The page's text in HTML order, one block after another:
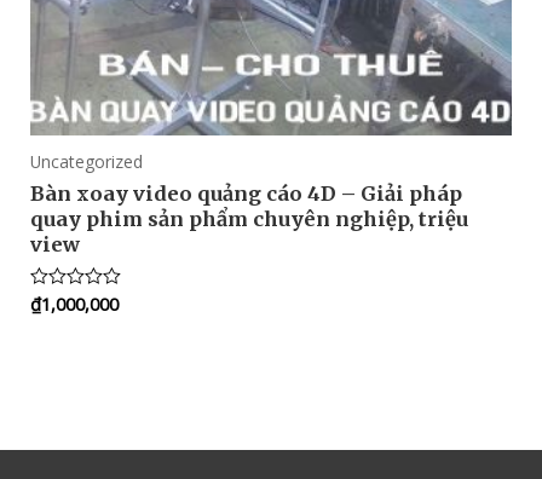
Uncategorized
Bàn xoay video quảng cáo 4D – Giải pháp
quay phim sản phẩm chuyên nghiệp, triệu
view
Rated
0
₫1,000,000